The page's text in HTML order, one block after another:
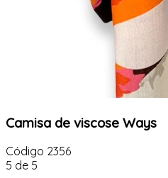
Camisa de viscose Ways
Código 2356
5 de 5